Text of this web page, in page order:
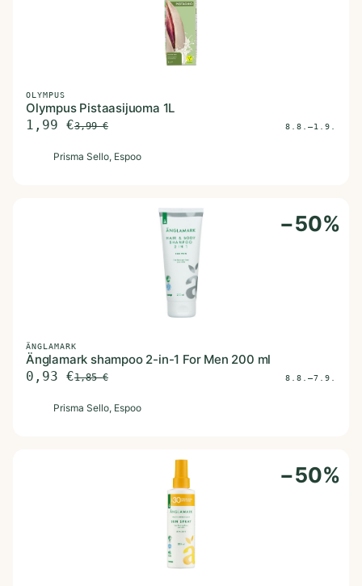
OLYMPUS
Olympus Pistaasijuoma 1L
1,99 €3,99€ 8.8.–1.9.
Prisma Sello, Espoo
−50%
ÄNGLAMARK
Änglamark shampoo 2-in-1 For Men 200 ml
0,93 €1,85€ 8.8.–7.9.
Prisma Sello, Espoo
−50%